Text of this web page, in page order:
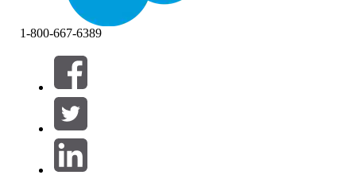
篩選條件： (0)
選取篩選
產品區域
1-800-667-6389